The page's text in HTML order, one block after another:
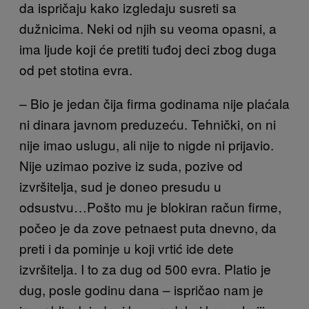
da ispričaju kako izgledaju susreti sa
dužnicima. Neki od njih su veoma opasni, a
ima ljude koji će pretiti tuđoj deci zbog duga
od pet stotina evra.
– Bio je jedan čija firma godinama nije plaćala
ni dinara javnom preduzeću. Tehnički, on ni
nije imao uslugu, ali nije to nigde ni prijavio.
Nije uzimao pozive iz suda, pozive od
izvršitelja, sud je doneo presudu u
odsustvu…Pošto mu je blokiran račun firme,
počeo je da zove petnaest puta dnevno, da
preti i da pominje u koji vrtić ide dete
izvršitelja. I to za dug od 500 evra. Platio je
dug, posle godinu dana – ispričao nam je